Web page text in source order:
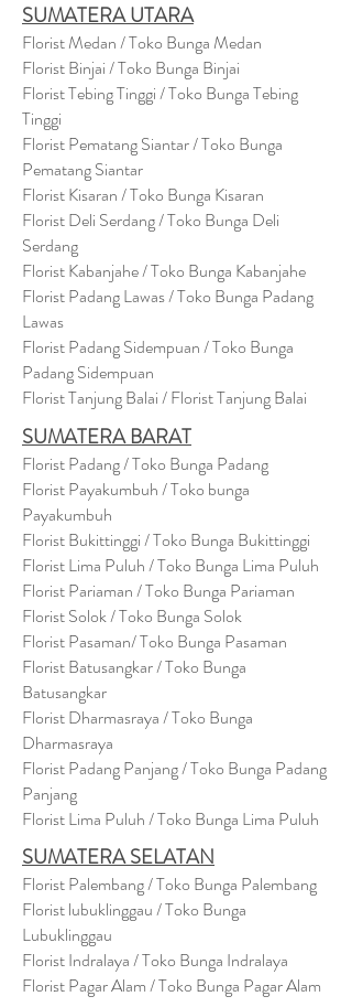
SUMATERA UTARA
Florist Medan / Toko Bunga Medan
Florist Binjai / Toko Bunga Binjai
Florist Tebing Tinggi / Toko Bunga Tebing
Tinggi
Florist Pematang Siantar / Toko Bunga
Pematang Siantar
Florist Kisaran / Toko Bunga Kisaran
Florist Deli Serdang / Toko Bunga Deli
Serdang
Florist Kabanjahe / Toko Bunga Kabanjahe
Florist Padang Lawas / Toko Bunga Padang
Lawas
Florist Padang Sidempuan / Toko Bunga
Padang Sidempuan
Florist Tanjung Balai / Florist Tanjung Balai
SUMATERA BARAT
Florist Padang / Toko Bunga Padang
Florist Payakumbuh / Toko bunga
Payakumbuh
Florist Bukittinggi / Toko Bunga Bukittinggi
Florist Lima Puluh / Toko Bunga Lima Puluh
Florist Pariaman / Toko Bunga Pariaman
Florist Solok / Toko Bunga Solok
Florist Pasaman/ Toko Bunga Pasaman
Florist Batusangkar / Toko Bunga
Batusangkar
Florist Dharmasraya / Toko Bunga
Dharmasraya
Florist Padang Panjang / Toko Bunga Padang
Panjang
Florist Lima Puluh / Toko Bunga Lima Puluh
SUMATERA SELATAN
Florist Palembang / Toko Bunga Palembang
Florist lubuklinggau / Toko Bunga
Lubuklinggau
Florist Indralaya / Toko Bunga Indralaya
Florist Pagar Alam / Toko Bunga Pagar Alam